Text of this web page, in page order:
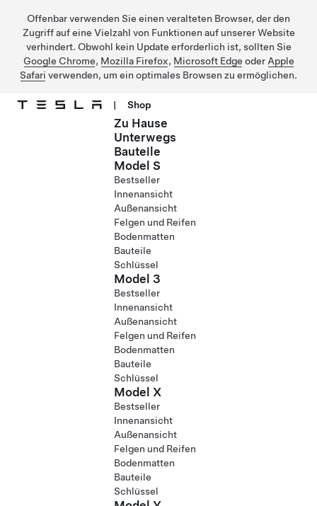
Offenbar verwenden Sie einen veralteten Browser, der den
Zugriff auf eine Vielzahl von Funktionen auf unserer Website
verhindert. Obwohl kein Update erforderlich ist, sollten Sie
Google Chrome, Mozilla Firefox, Microsoft Edge oder Apple
Safari verwenden, um ein optimales Browsen zu ermöglichen.
| Shop
Zu Hause
Unterwegs
Bauteile
Model S
Bestseller
Innenansicht
Außenansicht
Felgen und Reifen
Bodenmatten
Bauteile
Schlüssel
Model 3
Bestseller
Innenansicht
Außenansicht
Felgen und Reifen
Bodenmatten
Bauteile
Schlüssel
Model X
Bestseller
Innenansicht
Außenansicht
Felgen und Reifen
Bodenmatten
Bauteile
Schlüssel